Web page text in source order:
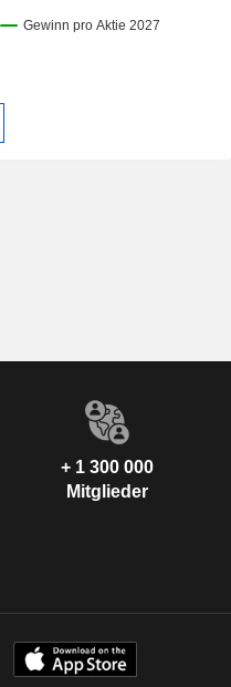
+ 1 300 000
Mitglieder